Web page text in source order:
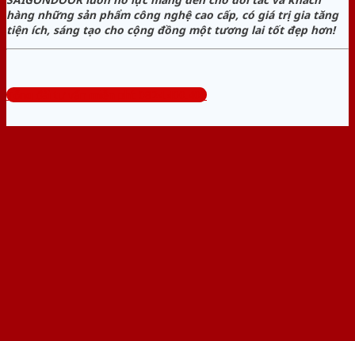
hàng những sản phẩm công nghệ cao cấp, có giá trị gia tăng
tiện ích, sáng tạo cho cộng đồng một tương lai tốt đẹp hơn!
Tổng đài tư vấn miễn phí: 0824.400.400